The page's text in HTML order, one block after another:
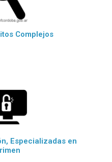
Complejos
Especializadas en